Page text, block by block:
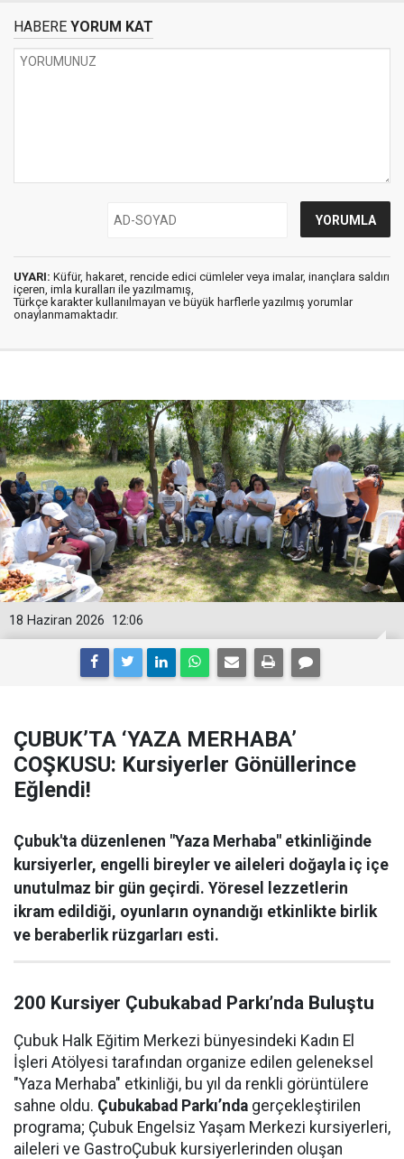
HABERE YORUM KAT
UYARI: Küfür, hakaret, rencide edici cümleler veya imalar, inançlara saldırı
içeren, imla kuralları ile yazılmamış,
Türkçe karakter kullanılmayan ve büyük harflerle yazılmış yorumlar
onaylanmamaktadır.
12:06
18 Haziran 2026
ÇUBUK’TA ‘YAZA MERHABA’
COŞKUSU: Kursiyerler Gönüllerince
Eğlendi!
Çubuk'ta düzenlenen "Yaza Merhaba" etkinliğinde
kursiyerler, engelli bireyler ve aileleri doğayla iç içe
unutulmaz bir gün geçirdi. Yöresel lezzetlerin
ikram edildiği, oyunların oynandığı etkinlikte birlik
ve beraberlik rüzgarları esti.
200 Kursiyer Çubukabad Parkı’nda Buluştu
Çubuk Halk Eğitim Merkezi bünyesindeki Kadın El
İşleri Atölyesi tarafından organize edilen geleneksel
"Yaza Merhaba" etkinliği, bu yıl da renkli görüntülere
sahne oldu. Çubukabad Parkı’nda gerçekleştirilen
programa; Çubuk Engelsiz Yaşam Merkezi kursiyerleri,
aileleri ve GastroÇubuk kursiyerlerinden oluşan